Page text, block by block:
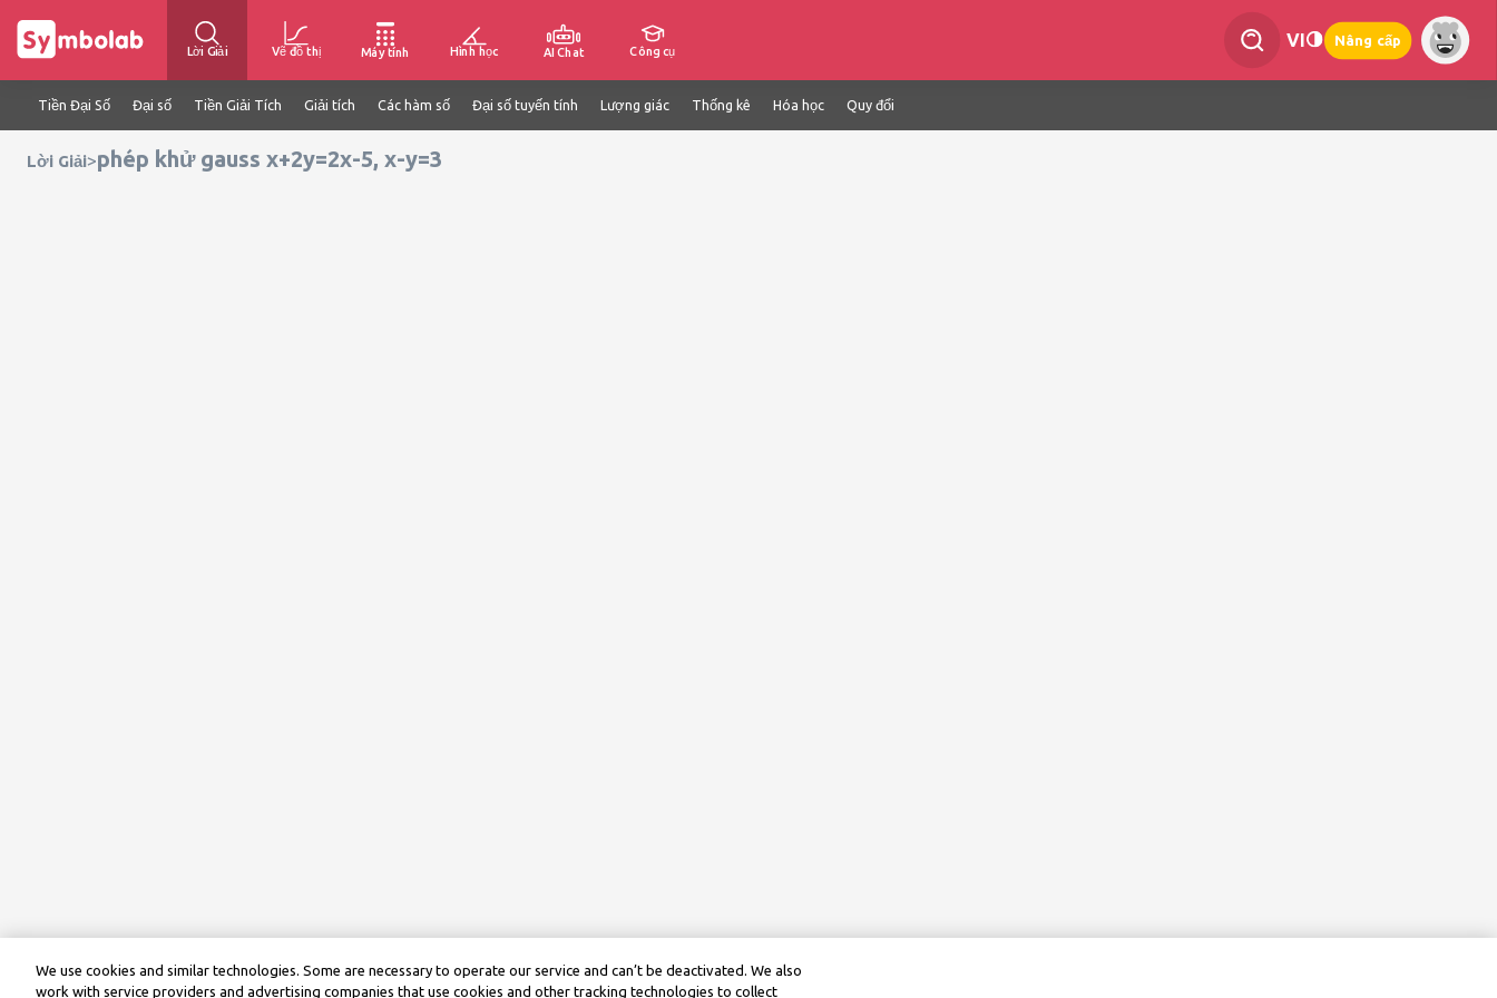
Lời Giải Vẽ đồ thị Máy tính Hình học AI Chat Công cụ
VI Nâng cấp
Tiền Đại Số Đại số Tiền Giải Tích Giải tích Các hàm số Đại số tuyến tính Lượng giác Thống kê Hóa học Quy đổi
Lời Giải>phép khử gauss x+2y=2x-5, x-y=3
We use cookies and similar technologies. Some are necessary to operate our service and can’t be deactivated. We also
work with service providers and advertising companies that use cookies and other tracking technologies to collect